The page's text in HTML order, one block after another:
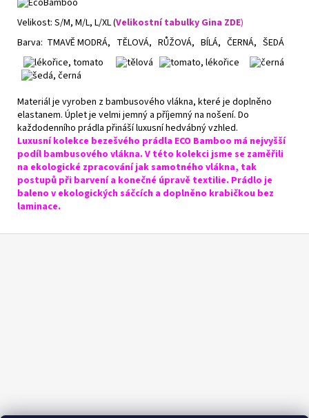
Velikost: S/M, M/L, L/XL (Velikostní tabulky Gina ZDE)
Barva: TMAVĚ MODRÁ, TĚLOVÁ, RŮŽOVÁ, BÍLÁ, ČERNÁ, ŠEDÁ
Materiál je vyroben z bambusového vlákna, které je doplněno
elastanem. Úplet je velmi jemný a příjemný na nošení. Do
každodenního prádla přináší luxusní hedvábný vzhled.
Luxusní kolekce bezešvého prádla ECO Bamboo má nejvyšší
podíl bambusového vlákna. V této kolekci jsme se zaměřili
na ekologické zpracování jak samotného vlákna, tak
postupů při barvení a konečné úpravě textilie. Prádlo je
baleno v ekologických sáčcích a doplněno krabičkou bez
laminace.